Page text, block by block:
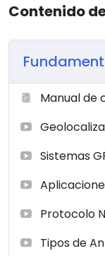
Contenido
Manual de
Sistemas
Protocolo
Tipos de